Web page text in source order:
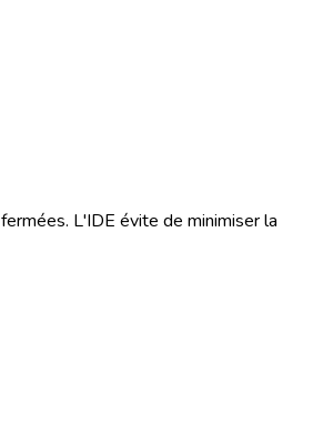
L'IDE évite de minimiser la